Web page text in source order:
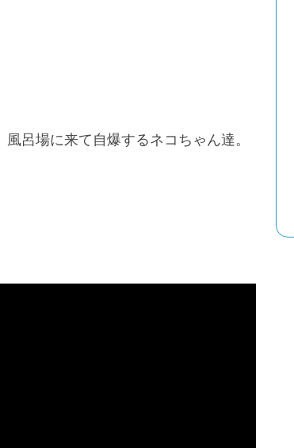
呂場に来て自爆するネコちゃん達。